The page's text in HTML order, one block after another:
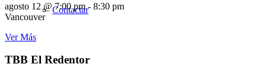
Contactar
agosto 12 @ 7:00 pm- 8:30 pm
Vancouver
Ver Más
TBB El Redentor